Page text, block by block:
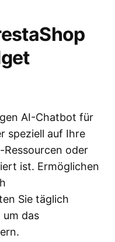
AI-Chatbot für
speziell auf Ihre
oder
ist. Ermöglichen
Sie täglich
das